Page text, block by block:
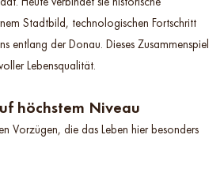
Stadtbild, technologischen Fortschritt
entlang der Donau. Dieses Zusammenspiel
Lebensqualität.
höchstem Niveau
Vorzügen, die das Leben hier besonders